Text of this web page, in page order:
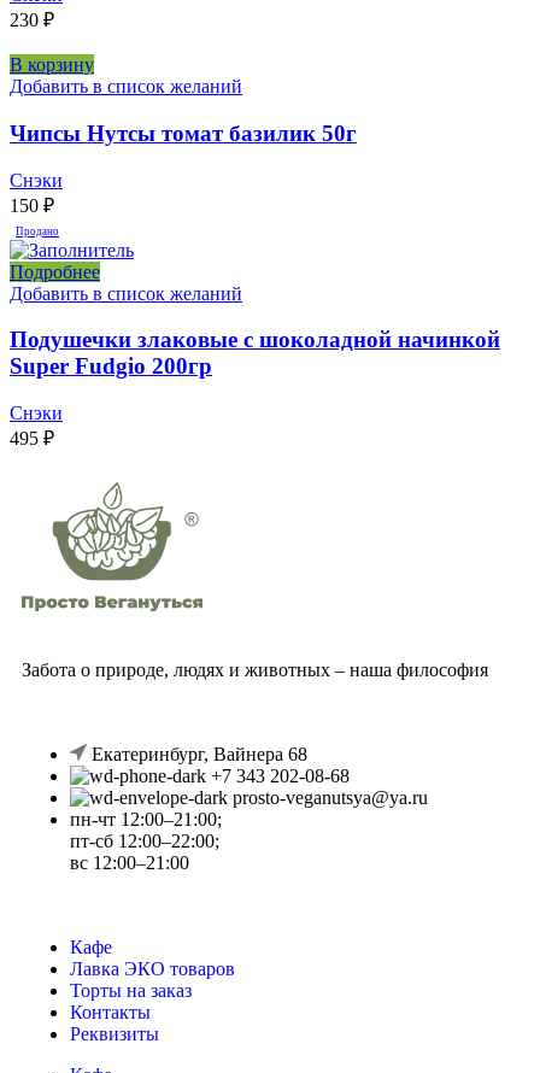
230 ₽
В корзину
Добавить в список желаний
Чипсы Нутсы томат базилик 50г
Снэки
150 ₽
Продано
Подробнее
Добавить в список желаний
Подушечки злаковые с шоколадной начинкой
Super Fudgio 200гр
Снэки
495 ₽
Забота о природе, людях и животных – наша философия
Екатеринбург, Вайнера 68
+7 343 202-08-68
prosto-veganutsya@ya.ru
пн-чт 12:00–21:00;
пт-сб 12:00–22:00;
вс 12:00–21:00
Кафе
Лавка ЭКО товаров
Торты на заказ
Контакты
Реквизиты